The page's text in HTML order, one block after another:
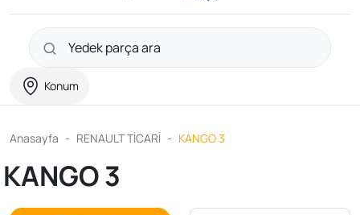
Konum
Anasayfa RENAULT TİCARİ KANGO 3
KANGO 3